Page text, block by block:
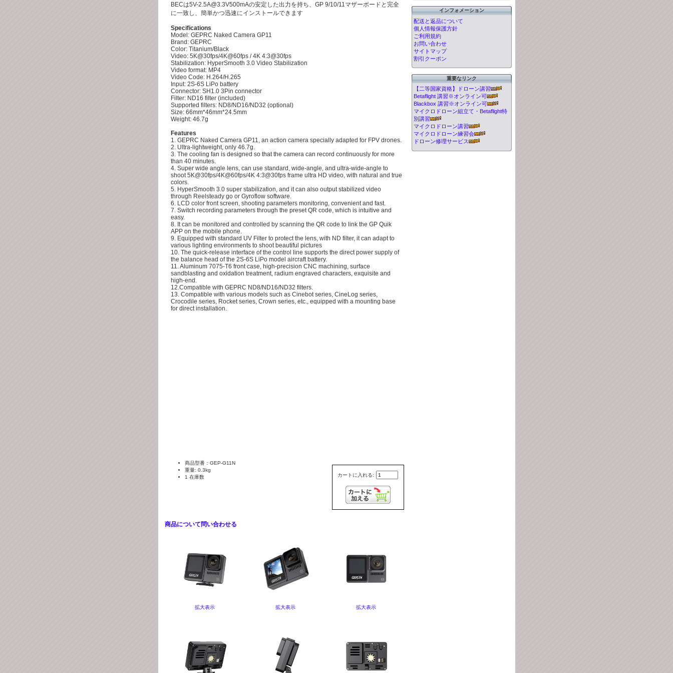
BECは5V-2.5A@3.3V500mAの安定した出力を持ち、GP 9/10/11マザーボードと完全
に一致し、簡単かつ迅速にインストールできます
Specifications
Model: GEPRC Naked Camera GP11
Brand: GEPRC
Color: Titanium/Black
Video: 5K@30fps/4K@60fps / 4K 4:3@30fps
Stabilization: HyperSmooth 3.0 Video Stabilization
Video format: MP4
Video Code: H.264/H.265
Input: 2S-6S LiPo battery
Connector: SH1.0 3Pin connector
Filter: ND16 filter (included)
Supported filters: ND8/ND16/ND32 (optional)
Size: 66mm*46mm*24.5mm
Weight: 46.7g
Features
1. GEPRC Naked Camera GP11, an action camera specially adapted for FPV drones.
2. Ultra-lightweight, only 46.7g.
3. The cooling fan is designed so that the camera can record continuously for more
than 40 minutes.
4. Super wide angle lens, can use standard, wide-angle, and ultra-wide-angle to
shoot 5K@30fps/4K@60fps/4K 4:3@30fps frame ultra HD video, with natural and true
colors.
5. HyperSmooth 3.0 super stabilization, and it can also output stabilized video
through Reelsteady go or Gyroflow software.
6. LCD color front screen, shooting parameters monitoring, convenient and fast.
7. Switch recording parameters through the preset QR code, which is intuitive and
easy.
8. It can be monitored and controlled by scanning the QR code to link the GP Quik
APP on the mobile phone.
9. Equipped with standard UV Filter to protect the lens, with ND filter, it can adapt to
various lighting environments to shoot beautiful pictures
10. The quick-release interface of the control line supports the direct power supply of
the balance head of the 2S-6S LiPo model aircraft battery.
11. Aluminum 7075-T6 front case, high-precision CNC machining, surface
sandblasting and oxidation treatment, radium engraved characters, exquisite and
high-end.
12.Compatible with GEPRC ND8/ND16/ND32 filters.
13. Compatible with various models such as Cinebot series, CineLog series,
Crocodile series, Rocket series, Crown series, etc., equipped with a mounting base
for direct installation.
カートに入れる:
商品型番：GEP-G11N
重量: 0.3kg
1 在庫数
商品について問い合わせる
拡大表示 拡大表示 拡大表示
インフォメーション
配送と返品について
個人情報保護方針
ご利用規約
お問い合わせ
サイトマップ
割引クーポン
重要なリンク
【二等国家資格】ドローン講習
Betaflight 講習※オンライン可
Blackbox 講習※オンライン可
マイクロドローン組立て・Betaflight特
別講習
マイクロドローン講習
マイクロドローン練習会
ドローン修理サービス